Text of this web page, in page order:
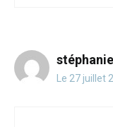
Le 27 juillet